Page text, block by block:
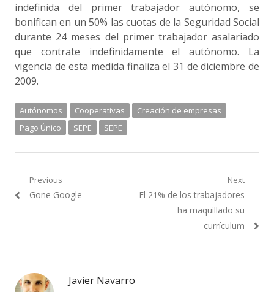
indefinida del primer trabajador autónomo, se
bonifican en un 50% las cuotas de la Seguridad Social
durante 24 meses del primer trabajador asalariado
que contrate indefinidamente el autónomo. La
vigencia de esta medida finaliza el 31 de diciembre de
2009.
Autónomos Cooperativas
Creación de empresas
Pago Único
SEPE SEPE
Navegación
de
Previous
Previous
Gone Google
Next
Next
El 21% de los trabajadores
ha maquillado su
currículum
Javier Navarro